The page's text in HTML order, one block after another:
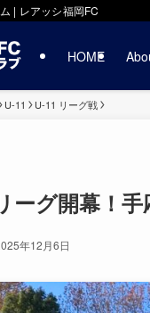
| レアッシ福岡FC
HOME
U-11 U-11 リーグ戦
グ開幕！手
年12月6日